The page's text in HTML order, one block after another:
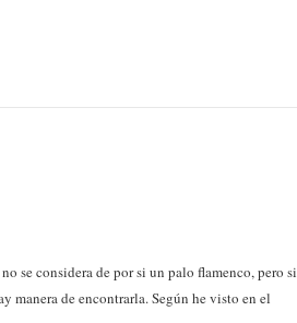
se considera de por si un palo flamenco, pero si
manera de encontrarla. Según he visto en el